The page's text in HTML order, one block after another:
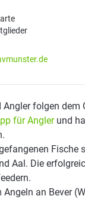
folgen dem
für Anglerund
Fische
Aal. Die
an Bever